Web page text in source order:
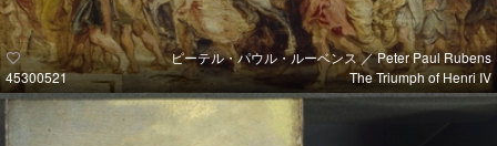
45300521
ピーテル・パウル・ルーベンス ／ Peter Paul Rubens
The Triumph of Henri IV